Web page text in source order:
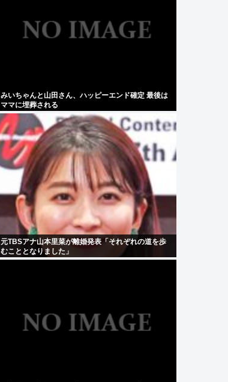
みいちゃんと山田さん、ハッピーエンド確定 最後は
ママに埋葬される
元TBSアナ山本里菜が離婚発表「それぞれの道を歩
むこととなりました」